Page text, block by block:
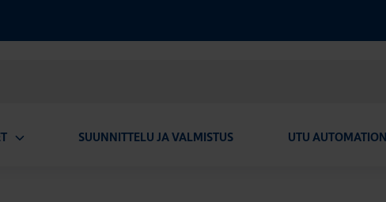
SUUNNITTELU JA VALMISTUS UTU AUTOMATION